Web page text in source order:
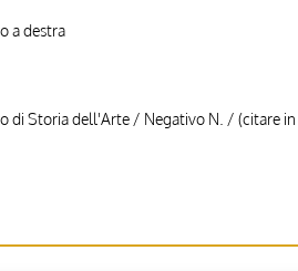
a destra
di Storia dell'Arte / Negativo N. / (citare